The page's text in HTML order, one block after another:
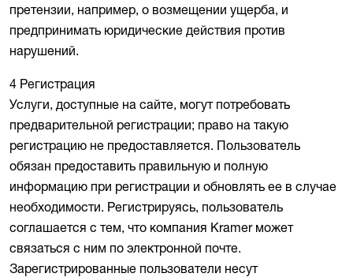
претензии, например, о возмещении ущерба, и
предпринимать юридические действия против
нарушений.
4 Регистрация
Услуги, доступные на сайте, могут потребовать
предварительной регистрации; право на такую
регистрацию не предоставляется. Пользователь
обязан предоставить правильную и полную
информацию при регистрации и обновлять ее в случае
необходимости. Регистрируясь, пользователь
соглашается с тем, что компания Kramer может
связаться с ним по электронной почте.
Зарегистрированные пользователи несут